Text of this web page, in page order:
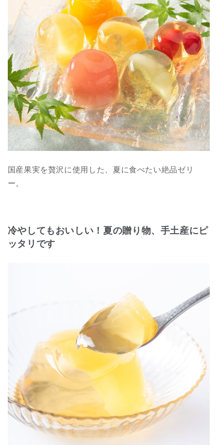
国産果実を贅沢に使用した、夏に食べたい絶品ゼリ
ー。
冷やしてもおいしい！夏の贈り物、手土産にピ
ッタリです